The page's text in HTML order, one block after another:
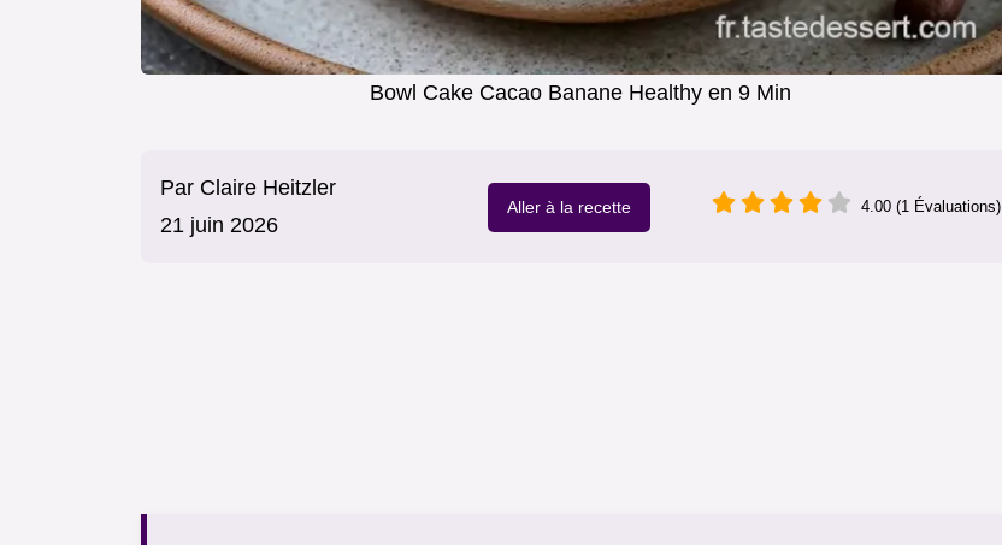
Bowl Cake Cacao Banane Healthy en 9 Min
Par Claire Heitzler
21 juin 2026
Aller à la recette 4.00 (1 Évaluations)